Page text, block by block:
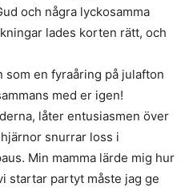
och några lyckosamma
lades korten rätt, och
som en fyraåring på julafton
med er igen!
låter entusiasmen över
snurrar loss i
Min mamma lärde mig hur
startar partyt måste jag ge